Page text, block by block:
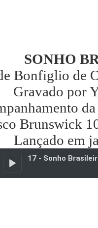
SONHO
Bonfiglio de
Gravado por
Brunswick
Lançado em